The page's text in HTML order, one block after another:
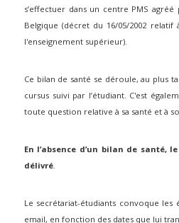
s’effectuer dans un centre PMS
Belgique (décret du 16/05/2002
l'enseignement supérieur).
Ce bilan de santé se déroule, au plus
cursus suivi par l’étudiant. C'est
toute question relative à sa santé et à
En l’absence d’un bilan de santé,
délivré.
Le secrétariat-étudiants convoque les
email, en fonction des dates que lui